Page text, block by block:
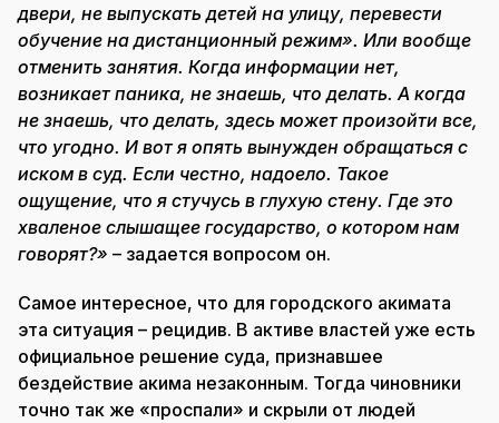
двери, не выпускать детей на улицу, перевести
обучение на дистанционный режим». Или вообще
отменить занятия. Когда информации нет,
возникает паника, не знаешь, что делать. А когда
не знаешь, что делать, здесь может произойти все,
что угодно. И вот я опять вынужден обращаться с
иском в суд. Если честно, надоело. Такое
ощущение, что я стучусь в глухую стену. Где это
хваленое слышащее государство, о котором нам
говорят?» – задается вопросом он.
Самое интересное, что для городского акимата
эта ситуация – рецидив. В активе властей уже есть
официальное решение суда, признавшее
бездействие акима незаконным. Тогда чиновники
точно так же «проспали» и скрыли от людей